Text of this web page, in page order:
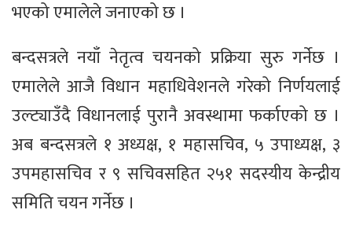
भएको एमालेले जनाएको छ ।
बन्दसत्रले नयाँ नेतृत्व चयनको प्रक्रिया सुरु गर्नेछ ।
एमालेले आजै विधान महाधिवेशनले गरेको निर्णयलाई
उल्ट्याउँदै विधानलाई पुरानै अवस्थामा फर्काएको छ ।
अब बन्दसत्रले १ अध्यक्ष, १ महासचिव, ५ उपाध्यक्ष, ३
उपमहासचिव र ९ सचिवसहित २५१ सदस्यीय केन्द्रीय
समिति चयन गर्नेछ ।